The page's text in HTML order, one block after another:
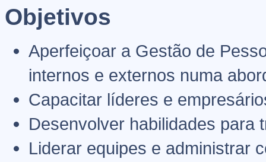
Objetivos
Aperfeiçoar a Gestão de
internos e externos numa
Capacitar líderes e
Desenvolver habilidades para
Liderar equipes e administrar